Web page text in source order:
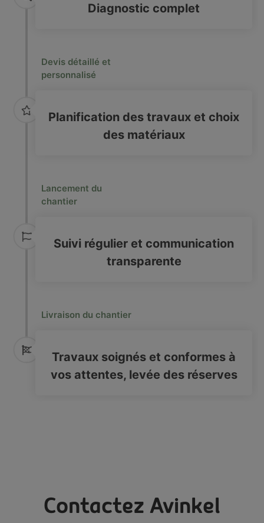
Diagnostic complet
Devis détaillé et
personnalisé
Planification des travaux et choix
des matériaux
Lancement du
chantier
Suivi régulier et communication
transparente
Livraison du chantier
Travaux soignés et conformes à
vos attentes, levée des réserves
Contactez Avinkel